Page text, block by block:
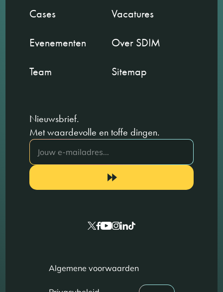
Cases
Vacatures
Evenementen
Over SDIM
Team
Sitemap
Nieuwsbrief.
Met waardevolle en toffe dingen.
Algemene voorwaarden